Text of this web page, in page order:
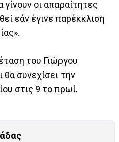
οι απαραίτητες
εάν έγινε παρέκκλιση
του Γιώργου
θα συνεχίσει την
στις 9 το πρωί.